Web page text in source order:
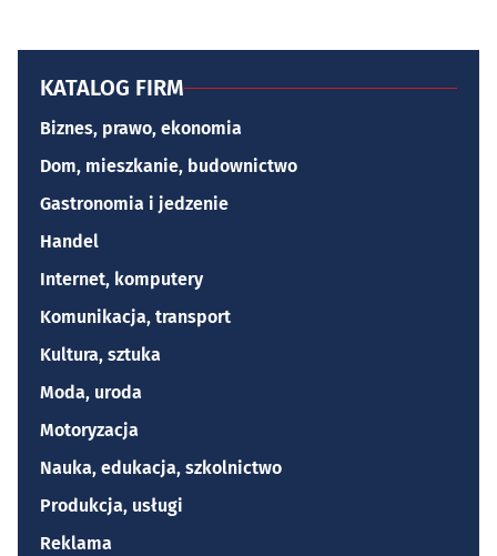
KATALOG FIRM
Biznes, prawo, ekonomia
Dom, mieszkanie, budownictwo
Gastronomia i jedzenie
Handel
Internet, komputery
Komunikacja, transport
Kultura, sztuka
Moda, uroda
Motoryzacja
Nauka, edukacja, szkolnictwo
Produkcja, usługi
Reklama